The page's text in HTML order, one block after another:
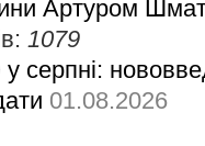
Артуром
1079
серпні:
01.08.2026